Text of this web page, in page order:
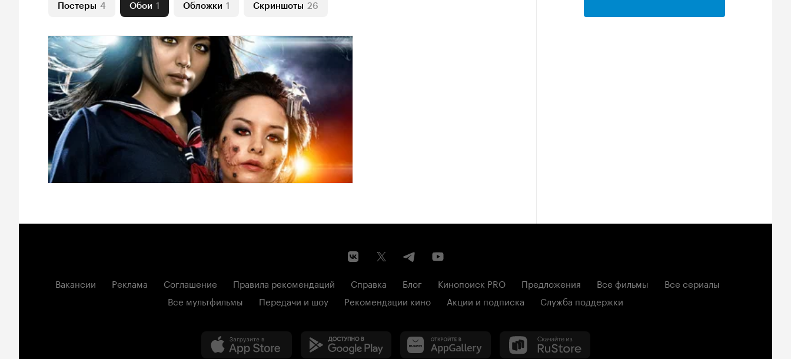
Постеры 4 Обои 1 Обложки 1 Скриншоты 26
Вакансии Реклама Соглашение Правила рекомендаций Справка Блог Кинопоиск PRO Предложения Все фильмы
Все сериалы
Все мультфильмы
Передачи и шоу Рекомендации кино Акции и подписка Служба поддержки